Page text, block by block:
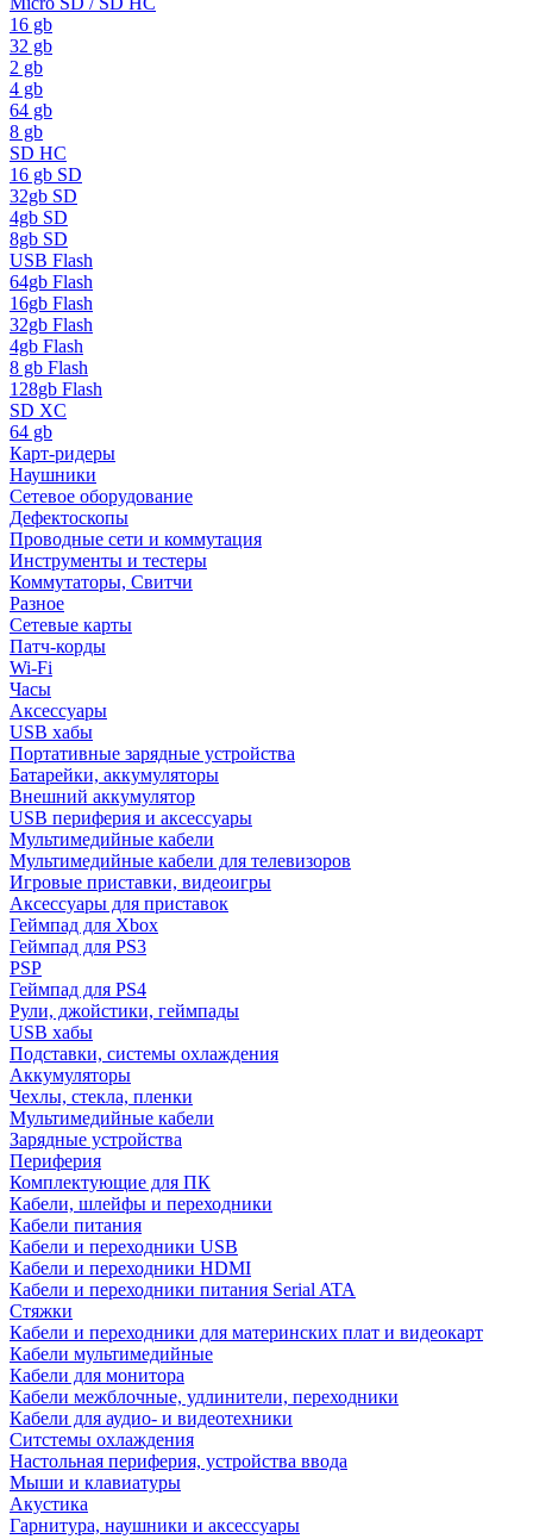
16 gb
32 gb
2 gb
4 gb
64 gb
8 gb
SD HC
16 gb SD
32gb SD
4gb SD
8gb SD
USB Flash
64gb Flash
16gb Flash
32gb Flash
4gb Flash
8 gb Flash
128gb Flash
SD XC
64 gb
Карт-ридеры
Наушники
Сетевое оборудование
Дефектоскопы
Проводные сети и коммутация
Инструменты и тестеры
Коммутаторы, Свитчи
Разное
Сетевые карты
Патч-корды
Wi-Fi
Часы
Аксессуары
USB хабы
Портативные зарядные устройства
Батарейки, аккумуляторы
Внешний аккумулятор
USB периферия и аксессуары
Мультимедийные кабели
Мультимедийные кабели для телевизоров
Игровые приставки, видеоигры
Аксессуары для приставок
Геймпад для Xbox
Геймпад для PS3
PSP
Геймпад для PS4
Рули, джойстики, геймпады
USB хабы
Подставки, системы охлаждения
Аккумуляторы
Чехлы, стекла, пленки
Мультимедийные кабели
Зарядные устройства
Периферия
Комплектующие для ПК
Кабели, шлейфы и переходники
Кабели питания
Кабели и переходники USB
Кабели и переходники HDMI
Кабели и переходники питания Serial ATA
Стяжки
Кабели и переходники для материнских плат и видеокарт
Кабели мультимедийные
Кабели для монитора
Кабели межблочные, удлинители, переходники
Кабели для аудио- и видеотехники
Ситстемы охлаждения
Настольная периферия, устройства ввода
Мыши и клавиатуры
Акустика
Гарнитура, наушники и аксессуары